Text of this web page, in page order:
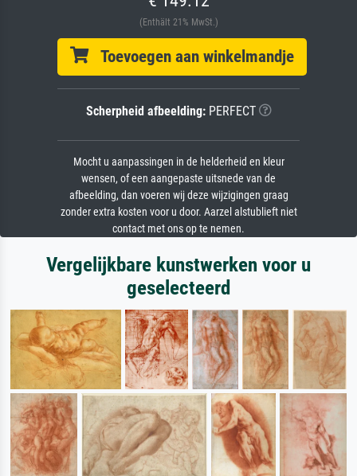
(Enthält 21% MwSt.)
Toevoegen aan winkelmandje
Scherpheid afbeelding:PERFECT
Mocht u aanpassingen in de helderheid en kleur
wensen, of een aangepaste uitsnede van de
afbeelding, dan voeren wij deze wijzigingen graag
zonder extra kosten voor u door. Aarzel alstublieft niet
contact met ons op te nemen.
Vergelijkbare kunstwerken voor u
geselecteerd